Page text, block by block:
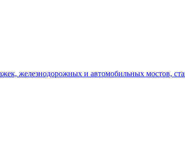
железнодорожных и автомобильных мостов,